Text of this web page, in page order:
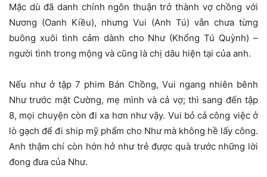
Mặc dù đã danh chính ngôn thuận trở thành vợ chồng với
Nương (Oanh Kiều), nhưng Vui (Anh Tú) vẫn chưa từng
buông xuôi tình cảm dành cho Như (Khổng Tú Quỳnh) –
người tình trong mộng và cũng là chị dâu hiện tại của anh.
Nếu như ở tập 7 phim Bán Chồng, Vui ngang nhiên bênh
Như trước mặt Cường, mẹ mình và cả vợ; thì sang đến tập
8, mọi chuyện còn đi xa hơn như vậy. Vui bỏ cả công việc ở
lò gạch để đi ship mỹ phẩm cho Như mà không hề lấy công.
Anh thậm chí còn hớn hở như trẻ được quà trước những lời
đong đưa của Như.